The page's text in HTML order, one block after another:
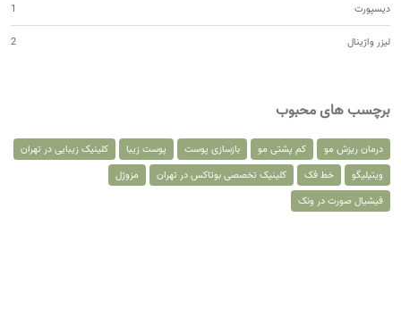
دیسپورت 1
لیزر واژینال 2
برچسب های محبوب
درمان ریزش مو کم پشتی مو بازسازی پوست پوست زیبا
کلینیک زیبایی در تهران
ویتیلیگو
خط فک کلینیک تخصصی بوتاکس در تهران
مزوژل
فیشیال صورت در ونک